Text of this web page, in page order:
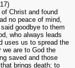
Christ and found
no peace of mind,
goodbye to them
who always leads
uses us to spread the
we are to God the
saved and those
brings death; to